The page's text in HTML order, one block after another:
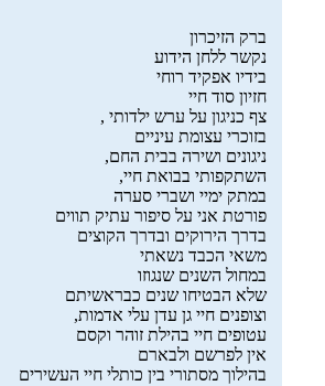
ברק הזיכרון
נקשר ללחן הידוע
בידיו אפקיד רוחי
חזיון סוד חיי
צף כניגון על ערש ילדותי ,
בזוכרי עצומת עיניים
ניגונים ושירה בבית החם,
השתקפותי בבואת חיי,
במתק ימיי ושברי סערה
פורטת אני על סיפור עתיק תווים
בדרך הירוקים ובדרך הקוצים
משאי הכבד נשאתי
במחול השנים שנגוזו
שלא הבטיחו שנים כבראשיתם
וצופנים חיי גן עדן עלי אדמות,
עטופים חיי בהילת זוהר וקסם
אין לפרשם ולבארם
בהילוך מסתורי בין כותלי חיי העשירים